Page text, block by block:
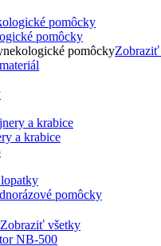
pomôcky
pomôcky
a krabice
pomôcky
Zobraziť všetky